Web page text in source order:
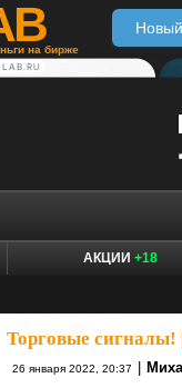
на бирже
АКЦИИ +18
Торговые сигналы!
26 января 2022, 20:37